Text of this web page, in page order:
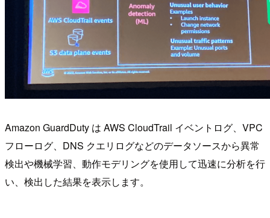
Amazon GuardDuty は AWS CloudTrail イベントログ、VPC
フローログ、DNS クエリログなどのデータソースから異常
検出や機械学習、動作モデリングを使用して迅速に分析を行
い、検出した結果を表示します。